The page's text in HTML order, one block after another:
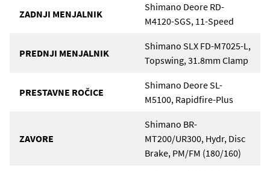
ZADNJI MENJALNIK
Shimano Deore RD-
M4120-SGS, 11-Speed
PREDNJI MENJALNIK
Shimano SLX FD-M7025-L,
Topswing, 31.8mm Clamp
PRESTAVNE ROČICE
Shimano Deore SL-
M5100, Rapidfire-Plus
ZAVORE
Shimano BR-
MT200/UR300, Hydr, Disc
Brake, PM/FM (180/160)